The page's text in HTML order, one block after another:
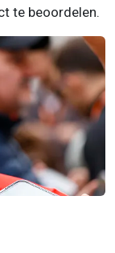
te beoordelen.